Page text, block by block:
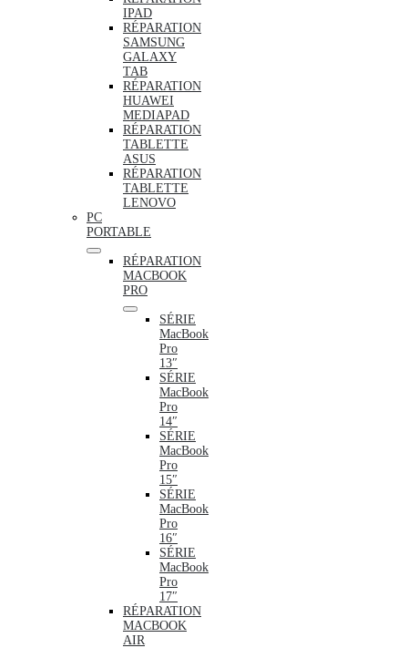
IPAD
RÉPARATION
SAMSUNG
GALAXY
TAB
RÉPARATION
HUAWEI
MEDIAPAD
RÉPARATION
TABLETTE
ASUS
RÉPARATION
TABLETTE
LENOVO
PC
PORTABLE
RÉPARATION
MACBOOK
PRO
SÉRIE
MacBook
Pro
13″
SÉRIE
MacBook
Pro
14″
SÉRIE
MacBook
Pro
15″
SÉRIE
MacBook
Pro
16″
SÉRIE
MacBook
Pro
17″
RÉPARATION
MACBOOK
AIR